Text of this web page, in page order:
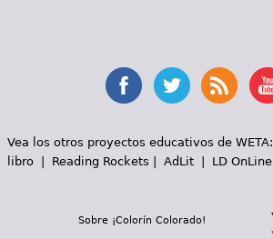
Vea los otros proyectos educativos de WETA:
libro| Reading Rockets AdLit| LD OnLine
Sobre ¡Colorín Colorado!